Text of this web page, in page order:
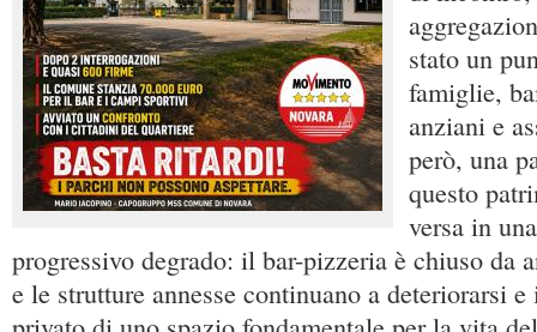
stato un
famiglie,
anziani e
però, una
questo
versa in
progressivo degrado: il bar-pizzeria è chiuso da
e le strutture annesse continuano a deteriorarsi